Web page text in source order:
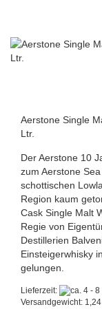
Aerstone Single
Ltr.
Der Aerstone 10
zum Aerstone
schottischen
Region kaum
Cask Single Malt
Regie von
Destillerien
Einsteigerwhisky
gelungen.
Lieferzeit:
Versandgewicht: 1,24